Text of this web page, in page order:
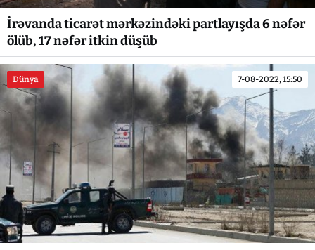
İrəvanda ticarət mərkəzindəki partlayışda 6 nəfər
ölüb, 17 nəfər itkin düşüb
Dünya 7-08-2022, 15:50